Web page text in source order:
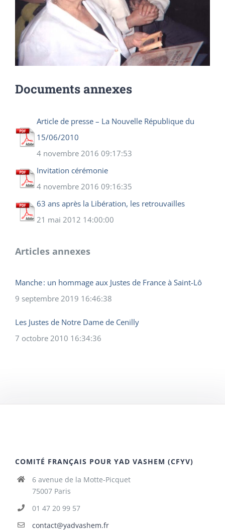
Documents annexes
Article de presse – La Nouvelle République du
15/06/2010
4 novembre 2016 09:17:53
Invitation cérémonie
4 novembre 2016 09:16:35
63 ans après la Libération, les retrouvailles
21 mai 2012 14:00:00
Articles annexes
Manche : un hommage aux Justes de France à Saint-Lô
9 septembre 2019 16:46:38
Les Justes de Notre Dame de Cenilly
7 octobre 2010 16:34:36
COMITÉ FRANÇAIS POUR YAD VASHEM (CFYV)
6 avenue de la Motte-Picquet
75007 Paris
01 47 20 99 57
contact@yadvashem.fr